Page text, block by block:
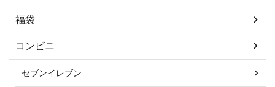
福袋
コンビニ
セブンイレブン